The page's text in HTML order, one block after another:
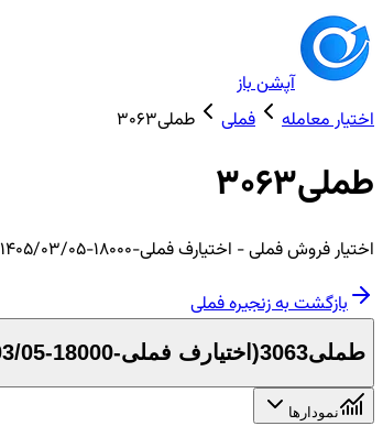
آپشن باز
اختیار معامله
فملی طملی3063
طملی3063
اختیارفروشفملی- اختیارف فملی-18000-1405/03/05
بازگشت به زنجیرهفملی
طملی3063 ( اختیارف فملی-18000-1405/03/05
نمودارها